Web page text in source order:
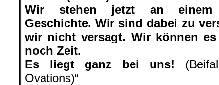
Wir stehen jetzt an einem
Geschichte. Wir sind dabei zu
wir nicht versagt. Wir können
noch Zeit.
Es liegt ganz bei uns!
Ovations)“